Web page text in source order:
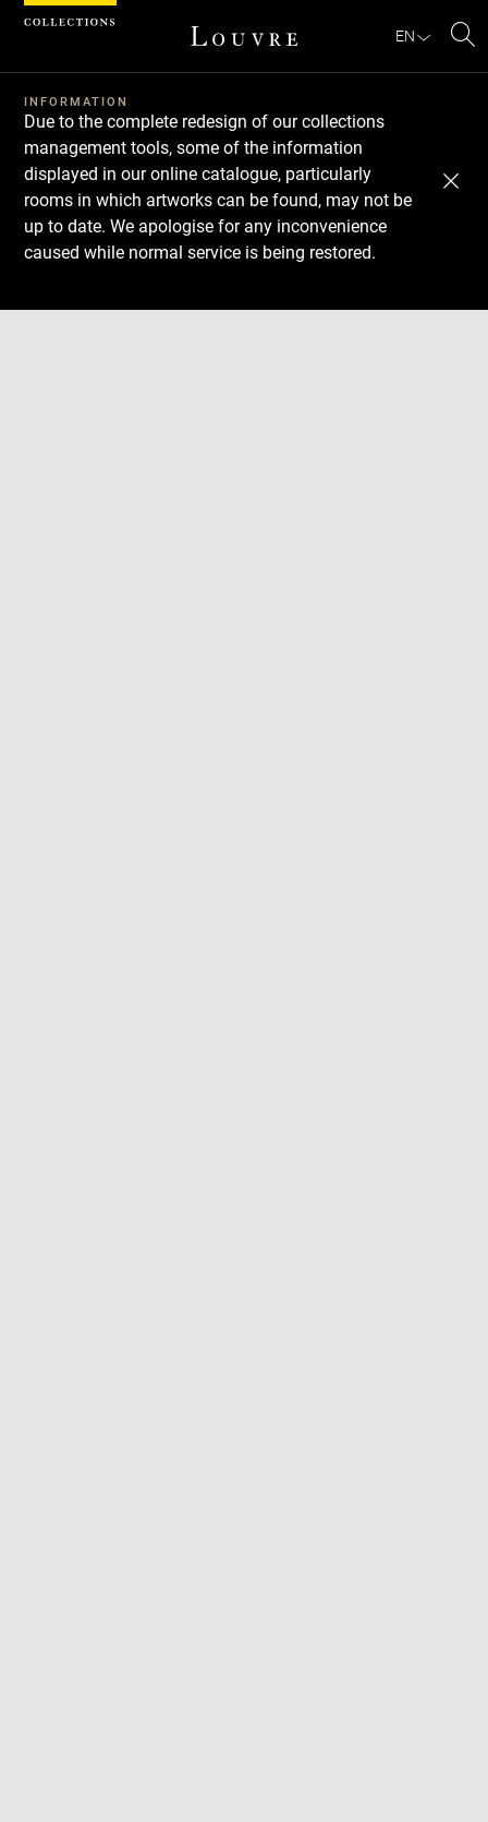
EN
INFORMATION
Due to the complete redesign of our collections
management tools, some of the information
displayed in our online catalogue, particularly
rooms in which artworks can be found, may not be
up to date. We apologise for any inconvenience
caused while normal service is being restored.
Download
Next
Previous
Cookies management panel